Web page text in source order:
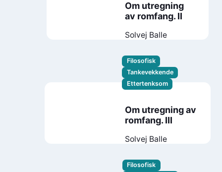
Om utregning
av romfang. II
Solvej Balle
Filosofisk
Tankevekkende
Ettertenksom
Om utregning av
romfang. III
Solvej Balle
Filosofisk